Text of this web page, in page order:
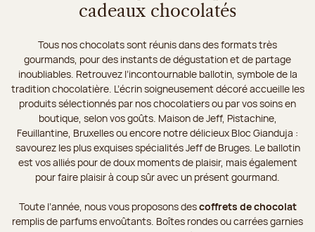
cadeaux chocolatés
Tous nos chocolats sont réunis dans des formats très
gourmands, pour des instants de dégustation et de partage
inoubliables. Retrouvez l’incontournable ballotin, symbole de la
tradition chocolatière. L’écrin soigneusement décoré accueille les
produits sélectionnés par nos chocolatiers ou par vos soins en
boutique, selon vos goûts. Maison de Jeff, Pistachine,
Feuillantine, Bruxelles ou encore notre délicieux Bloc Gianduja :
savourez les plus exquises spécialités Jeff de Bruges. Le ballotin
est vos alliés pour de doux moments de plaisir, mais également
pour faire plaisir à coup sûr avec un présent gourmand.
Toute l’année, nous vous proposons descoffrets de chocolat
remplis de parfums envoûtants. Boîtes rondes ou carrées garnies